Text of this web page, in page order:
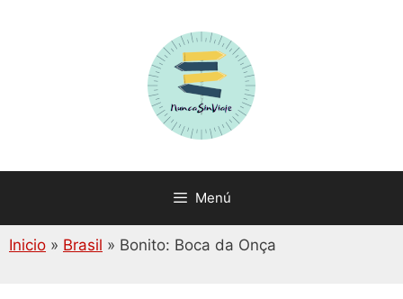
Menú
Inicio » Brasil » Bonito: Boca da Onça